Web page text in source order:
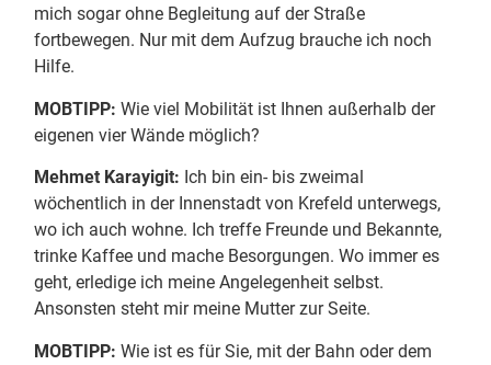
mich sogar ohne Begleitung auf der Straße
fortbewegen. Nur mit dem Aufzug brauche ich noch
Hilfe.
MOBTIPP: Wie viel Mobilität ist Ihnen außerhalb der
eigenen vier Wände möglich?
Mehmet Karayigit: Ich bin ein- bis zweimal
wöchentlich in der Innenstadt von Krefeld unterwegs,
wo ich auch wohne. Ich treffe Freunde und Bekannte,
trinke Kaffee und mache Besorgungen. Wo immer es
geht, erledige ich meine Angelegenheit selbst.
Ansonsten steht mir meine Mutter zur Seite.
MOBTIPP: Wie ist es für Sie, mit der Bahn oder dem